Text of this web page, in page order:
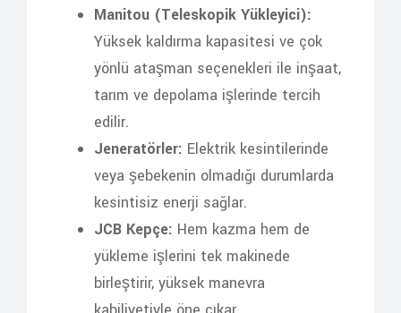
Manitou (Teleskopik Yükleyici):
Yüksek kaldırma kapasitesi ve çok
yönlü ataşman seçenekleri ile inşaat,
tarım ve depolama işlerinde tercih
edilir.
Jeneratörler: Elektrik kesintilerinde
veya şebekenin olmadığı durumlarda
kesintisiz enerji sağlar.
JCB Kepçe: Hem kazma hem de
yükleme işlerini tek makinede
birleştirir, yüksek manevra